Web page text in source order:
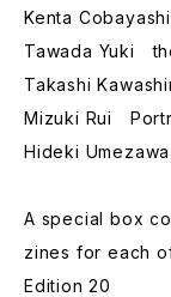
Kenta
Tawada Yuki
Takashi
Mizuki Rui
Hideki
A special box
zines for each
Edition 20